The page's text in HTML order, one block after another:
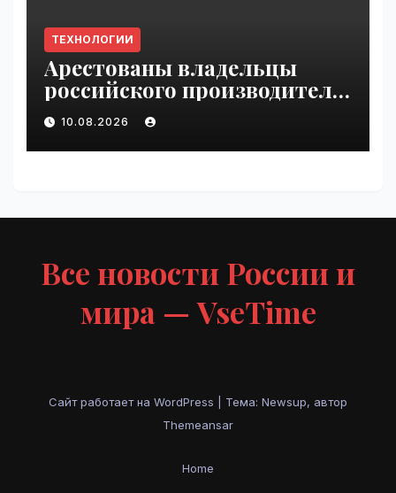
ТЕХНОЛОГИИ
Арестованы владельцы
российского производителя
БПЛА | VseTime.ru
10.08.2026
Все новости России и
мира — VseTime
Сайт работает на WordPress
Тема: Newsup, автор
Themeansar
Home